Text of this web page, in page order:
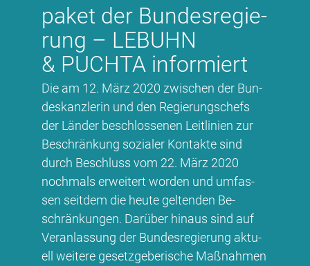
pa­ket der Bun­des­re­gie­
rung – LE­BUHN
& PUCH­TA in­for­miert
Die am 12. März 2020 zwi­schen der Bun­
des­kanz­le­rin und den Re­gie­rungs­chefs
der Län­der be­schlos­se­nen Leit­li­ni­en zur
Be­schrän­kung so­zia­ler Kon­tak­te sind
durch Be­schluss vom 22. März 2020
noch­mals er­wei­tert wor­den und um­fas­
sen seit­dem die heu­te gel­ten­den Be­
schrän­kun­gen. Dar­über hin­aus sind auf
Ver­an­las­sung der Bun­des­re­gie­rung ak­tu­
ell wei­te­re ge­setz­ge­be­ri­sche Maß­nah­men